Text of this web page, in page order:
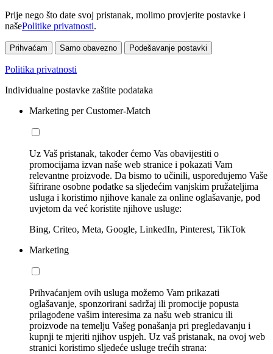
Prije nego što date svoj pristanak, molimo provjerite postavke i
našePolitike privatnosti.
Prihvaćam Samo obavezno Podešavanje postavki
Politika privatnosti
Individualne postavke zaštite podataka
Marketing per Customer-Match
Uz Vaš pristanak, također ćemo Vas obavijestiti o
promocijama izvan naše web stranice i pokazati Vam
relevantne proizvode. Da bismo to učinili, uspoređujemo Vaše
šifrirane osobne podatke sa sljedećim vanjskim pružateljima
usluga i koristimo njihove kanale za online oglašavanje, pod
uvjetom da već koristite njihove usluge:
Bing, Criteo, Meta, Google, LinkedIn, Pinterest, TikTok
Marketing
Prihvaćanjem ovih usluga možemo Vam prikazati
oglašavanje, sponzorirani sadržaj ili promocije popusta
prilagođene vašim interesima za našu web stranicu ili
proizvode na temelju Vašeg ponašanja pri pregledavanju i
kupnji te mjeriti njihov uspjeh. Uz vaš pristanak, na ovoj web
stranici koristimo sljedeće usluge trećih strana: